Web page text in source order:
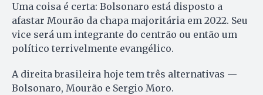
Uma coisa é certa: Bolsonaro está disposto a
afastar Mourão da chapa majoritária em 2022. Seu
vice será um integrante do centrão ou então um
político terrivelmente evangélico.
A direita brasileira hoje tem três alternativas —
Bolsonaro, Mourão e Sergio Moro.